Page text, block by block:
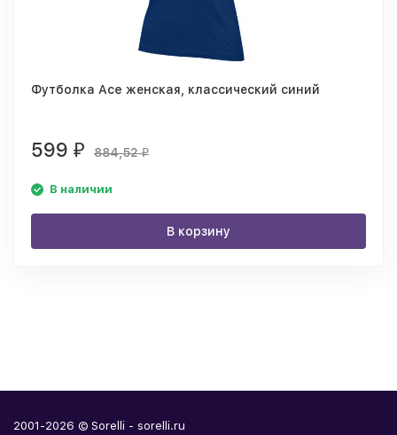
Футболка Ace женская, классический синий
599 ₽ 884,52₽
В наличии
В корзину
2001-2026 © Sorelli - sorelli.ru